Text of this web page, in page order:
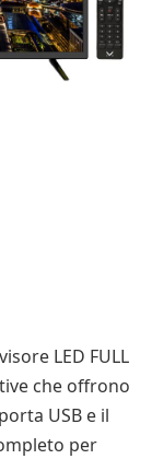
LED FULL
che offrono
USB e il
per